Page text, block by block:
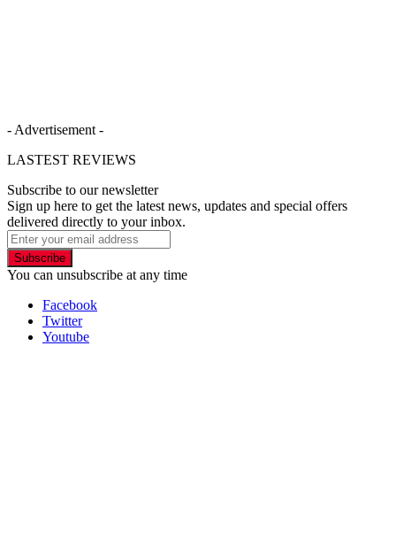
- Advertisement -
LASTEST REVIEWS
Subscribe to our newsletter
Sign up here to get the latest news, updates and special offers
delivered directly to your inbox.
Subscribe
You can unsubscribe at any time
Facebook
Twitter
Youtube